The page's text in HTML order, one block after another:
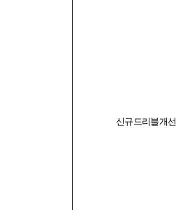
신규드리블 개선